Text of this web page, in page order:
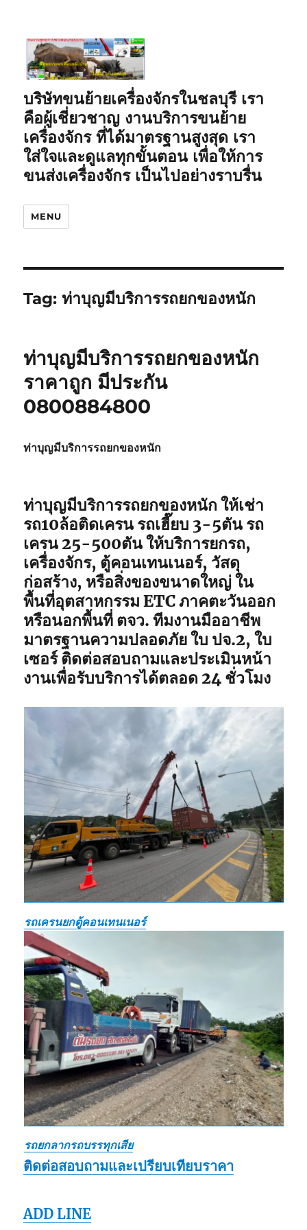
บริษัทขนย้ายเครื่องจักรในชลบุรี เรา
คือผู้เชี่ยวชาญ งานบริการขนย้าย
เครื่องจักร ที่ได้มาตรฐานสูงสุด เรา
ใส่ใจและดูแลทุกขั้นตอน เพื่อให้การ
ขนส่งเครื่องจักร เป็นไปอย่างราบรื่น
MENU
Tag:ท่าบุญมีบริการรถยกของหนัก
ท่าบุญมีบริการรถยกของหนัก
ราคาถูก มีประกัน
0800884800
ท่าบุญมีบริการรถยกของหนัก
ท่าบุญมีบริการรถยกของหนัก ให้เช่า
รถ10ล้อติดเครน รถเฮี๊ยบ 3-5ตัน รถ
เครน 25-500ตัน ให้บริการยกรถ,
เครื่องจักร, ตู้คอนเทนเนอร์, วัสดุ
ก่อสร้าง, หรือสิ่งของขนาดใหญ่ ใน
พื้นที่อุตสาหกรรม ETC ภาคตะวันออก
หรือนอกพื้นที่ ตจว. ทีมงานมืออาชีพ
มาตรฐานความปลอดภัย ใบ ปจ.2, ใบ
เซอร์ ติดต่อสอบถามและประเมินหน้า
งานเพื่อรับบริการได้ตลอด 24 ชั่วโมง
รถเครนยกตู้คอนเทนเนอร์
รถยกลากรถบรรทุกเสีย
ติดต่อสอบถามและเปรียบเทียบราคา
ADD LINE